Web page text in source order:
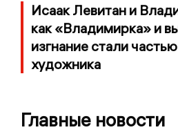
Исаак Левитан и
как «Владимирка» и
изгнание стали
художника
Главные новости